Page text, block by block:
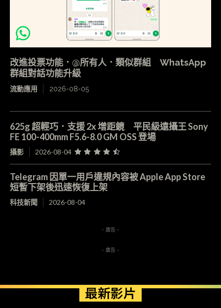
改進投票功能．@所有人．類似群組 WhatsApp
群組對話功能升級
流動應用 2026-08-05
625g 超輕巧．支援 2x 增距鏡 平民級遠攝王 Sony
FE 100-400mm F5.6-8.0 GM OSS 登場
攝影 2026-08-04
Telegram 因單一用戶違規內容被 Apple App Store
短暫下架後迅速恢復上架
科技新聞 2026-08-04
- 廣告 -
- 廣告 -
最新影片